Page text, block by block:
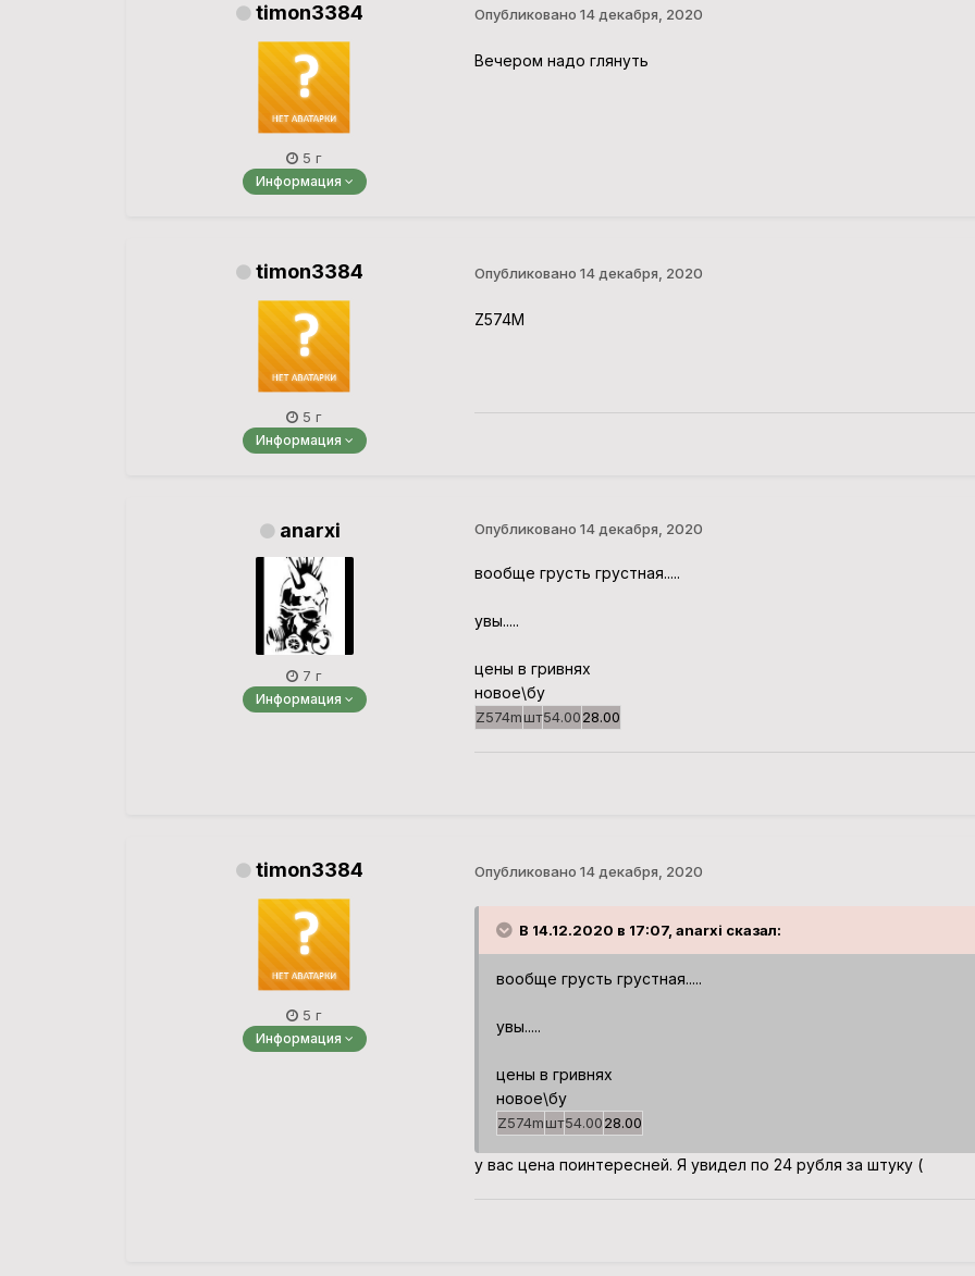
timon3384
5 г
Информация
Опубликовано 14 декабря, 2020
Вечером надо глянуть
timon3384
5 г
Информация
Опубликовано 14 декабря, 2020
Z574M
anarxi
7 г
Информация
Опубликовано 14 декабря, 2020
вообще грусть грустная.....
увы.....
цены в гривнях
новое\бу
Z574mшт54.0028.00
timon3384
5 г
Информация
Опубликовано 14 декабря, 2020
В 14.12.2020 в 17:07, anarxi сказал:
вообще грусть грустная.....
увы.....
цены в гривнях
новое\бу
Z574mшт54.0028.00
у вас цена поинтересней. Я увидел по 24 рубля за штуку (